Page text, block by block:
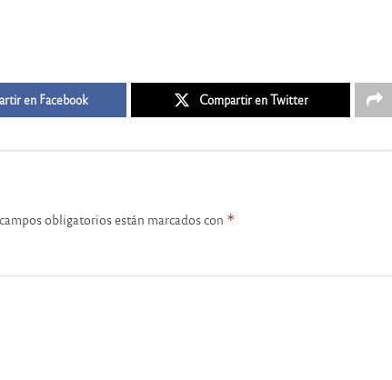
en Facebook Compartir en Twitter
obligatorios están marcados con *